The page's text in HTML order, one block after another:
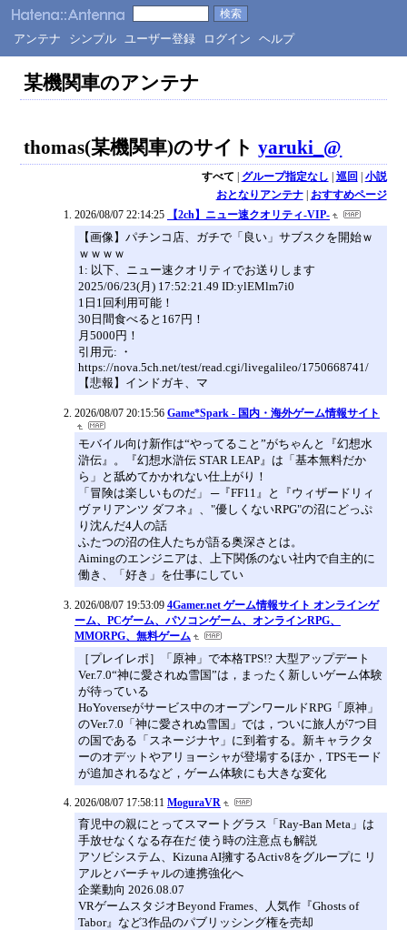
アンテナ シンプル ユーザー登録 ログイン ヘルプ
某機関車のアンテナ
thomas(某機関車)のサイトyaruki_@
すべて | グループ指定なし | 巡回 | 小説
おとなりアンテナ| おすすめページ
2026/08/07 22:14:25
【2ch】ニュー速クオリティ-VIP-
【画像】パチンコ店、ガチで「良い」サブスクを開始ｗ
ｗｗｗｗ
1: 以下、ニュー速クオリティでお送りします
2025/06/23(月) 17:52:21.49 ID:ylEMlm7i0
1日1回利用可能！
30日間食べると167円！
月5000円！
引用元: ・
https://nova.5ch.net/test/read.cgi/livegalileo/1750668741/
【悲報】インドガキ、マ
2026/08/07 20:15:56 Game*Spark - 国内・海外ゲーム情報サイト
モバイル向け新作は“やってること”がちゃんと『幻想水
滸伝』。『幻想水滸伝 STAR LEAP』は「基本無料だか
ら」と舐めてかかれない仕上がり！
「冒険は楽しいものだ」 ─『FF11』と『ウィザードリィ
ヴァリアンツ ダフネ』、"優しくないRPG"の沼にどっぷ
り沈んだ4人の話
ふたつの沼の住人たちが語る奥深さとは。
Aimingのエンジニアは、上下関係のない社内で自主的に
働き、「好き」を仕事にしてい
2026/08/07 19:53:09 4Gamer.net ゲーム情報サイト オンラインゲ
ーム、PCゲーム、パソコンゲーム、オンラインRPG、
MMORPG、無料ゲーム
［プレイレポ］「原神」で本格TPS!? 大型アップデート
Ver.7.0“神に愛されぬ雪国”は，まったく新しいゲーム体験
が待っている
HoYoverseがサービス中のオープンワールドRPG「原神」
のVer.7.0「神に愛されぬ雪国」では，ついに旅人が7つ目
の国である「スネージナヤ」に到着する。新キャラクタ
ーのオデットやアリョーシャが登場するほか，TPSモード
が追加されるなど，ゲーム体験にも大きな変化
2026/08/07 17:58:11 MoguraVR
育児中の親にとってスマートグラス「Ray-Ban Meta」は
手放せなくなる存在だ 使う時の注意点も解説
アソビシステム、Kizuna AI擁するActiv8をグループに リ
アルとバーチャルの連携強化へ
企業動向 2026.08.07
VRゲームスタジオBeyond Frames、人気作『Ghosts of
Tabor』など3作品のパブリッシング権を売却